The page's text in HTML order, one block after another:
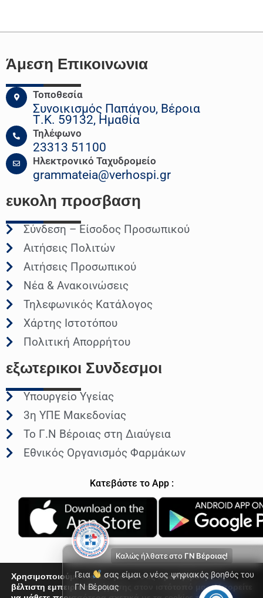
Άμεση Επικοινωνια
Τοποθεσία
Συνοικισμός Παπάγου, Βέροια
Τ.Κ. 59132, Ημαθία
Τηλέφωνο
23313 51100
Ηλεκτρονικό Ταχυδρομείο
grammateia@verhospi.gr
ευκολη προσβαση
Σύνδεση – Είσοδος Προσωπικού
Αιτήσεις Πολιτών
Αιτήσεις Προσωπικού
Νέα & Ανακοινώσεις
Τηλεφωνικός Κατάλογος
Χάρτης Ιστοτόπου
Πολιτική Απορρήτου
εξωτερικοι Συνδεσμοι
Υπουργείο Υγείας
3η ΥΠΕ Μακεδονίας
Το Γ.Ν Βέροιας στη Διαύγεια
Εθνικός Οργανισμός Φαρμάκων
Κατεβάστε το App :
Καλώς ήλθατε στο ΓΝ Βέροιας!
Γεια
σας είμαι ο νέος ψηφιακός βοηθός του
ΓΝ Βέροιας
Χρησιμοποιούμε cookies για να σας προσφέρουμε τη
βέλτιστη εμπειρία πλοήγησης στον ιστότοπό μας. Μπορείτε